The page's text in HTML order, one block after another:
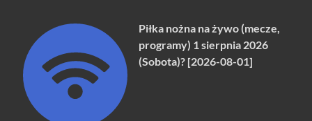
Piłka nożna na żywo (mecze,
programy) 1 sierpnia 2026
(Sobota)? [2026-08-01]